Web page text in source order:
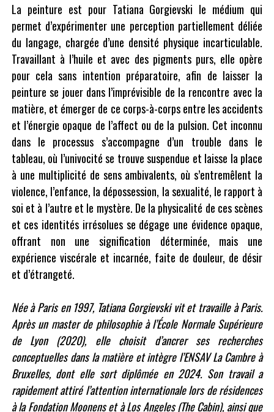
La peinture est pour Tatiana Gorgievski le médium qui
permet d’expérimenter une perception partiellement déliée
du langage, chargée d’une densité physique incarticulable.
Travaillant à l’huile et avec des pigments purs, elle opère
pour cela sans intention préparatoire, afin de laisser la
peinture se jouer dans l’imprévisible de la rencontre avec la
matière, et émerger de ce corps-à-corps entre les accidents
et l’énergie opaque de l’affect ou de la pulsion. Cet inconnu
dans le processus s’accompagne d’un trouble dans le
tableau, où l’univocité se trouve suspendue et laisse la place
à une multiplicité de sens ambivalents, où s’entremêlent la
violence, l’enfance, la dépossession, la sexualité, le rapport à
soi et à l’autre et le mystère. De la physicalité de ces scènes
et ces identités irrésolues se dégage une évidence opaque,
offrant non une signification déterminée, mais une
expérience viscérale et incarnée, faite de douleur, de désir
et d’étrangeté.
Née à Paris en 1997, Tatiana Gorgievski vit et travaille à Paris.
Après un master de philosophie à l’École Normale Supérieure
de Lyon (2020), elle choisit d’ancrer ses recherches
conceptuelles dans la matière et intègre l’ENSAV La Cambre à
Bruxelles, dont elle sort diplômée en 2024. Son travail a
rapidement attiré l’attention internationale lors de résidences
à la Fondation Moonens et à Los Angeles (The Cabin), ainsi que